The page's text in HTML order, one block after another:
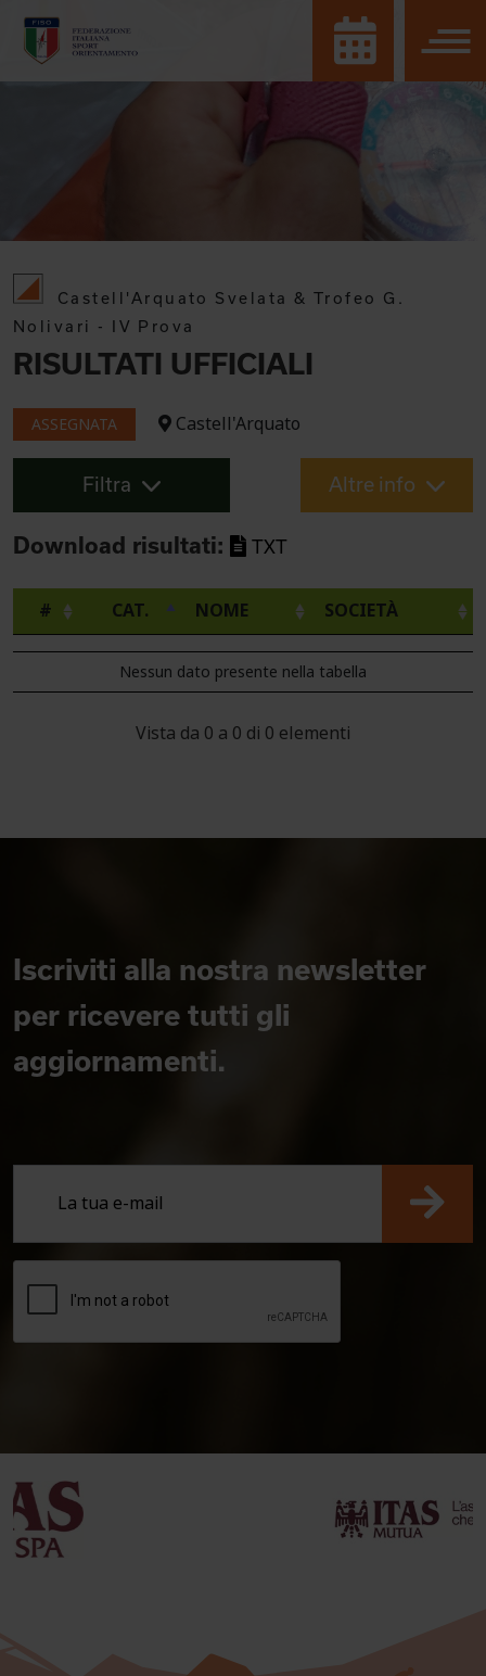
Castell'Arquato Svelata & Trofeo G.
Nolivari - IV Prova
RISULTATI UFFICIALI
ASSEGNATA Castell'Arquato
Altre info
Filtra
Download risultati: TXT
# CAT. NOME SOCIETÀ
Nessun dato presente nella tabella
Vista da 0 a 0 di 0 elementi
Iscriviti alla nostra newsletter
per ricevere tutti gli
aggiornamenti.